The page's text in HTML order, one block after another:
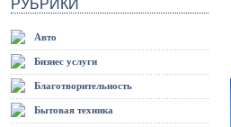
РУБРИКИ
Авто
Бизнес услуги
Благотворительность
Бытовая техника